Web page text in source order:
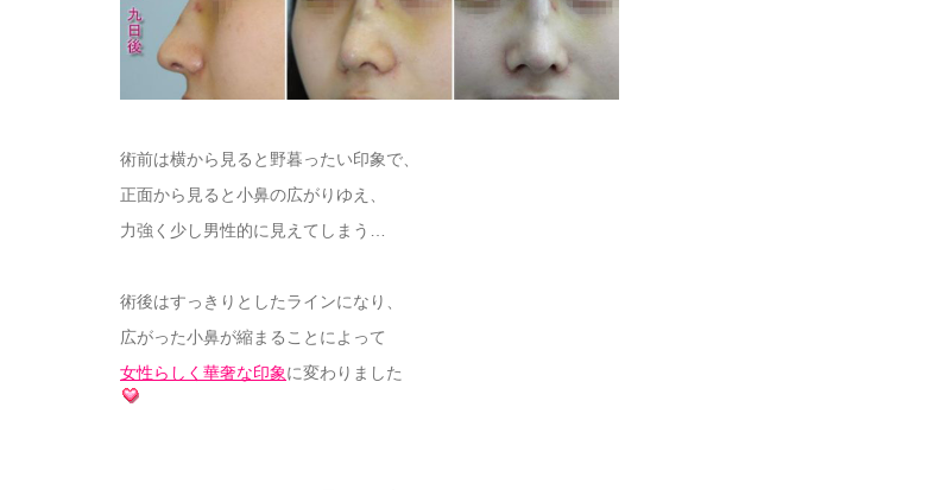
術前は横から見ると野暮ったい印象で、
正面から見ると小鼻の広がりゆえ、
力強く少し男性的に見えてしまう…
術後はすっきりとしたラインになり、
広がった小鼻が縮まることによって
女性らしく華奢な印象に変わりました